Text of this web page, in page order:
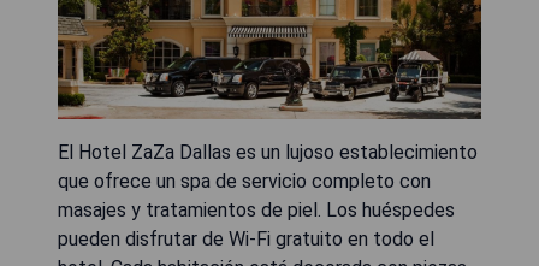
El Hotel ZaZa Dallas es un lujoso establecimiento
que ofrece un spa de servicio completo con
masajes y tratamientos de piel. Los huéspedes
pueden disfrutar de Wi-Fi gratuito en todo el